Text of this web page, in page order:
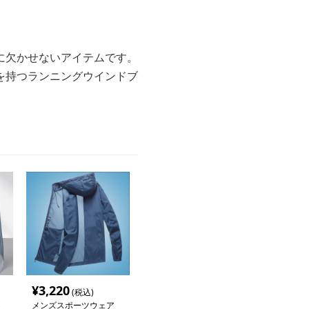
かせないアイテムです。
つランニングウインドブ
¥3,220(税込)
メンズスポーツウェア